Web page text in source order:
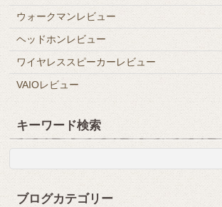
ウォークマンレビュー
ヘッドホンレビュー
ワイヤレススピーカーレビュー
VAIOレビュー
キーワード検索
ブログカテゴリー